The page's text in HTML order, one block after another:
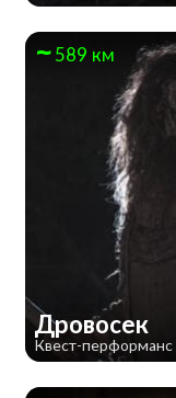
589 км
Дровосек
Квест-перформанс